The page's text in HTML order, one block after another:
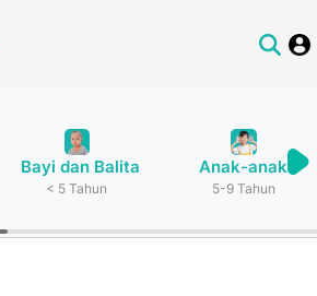
Bayi dan Balita
< 5 Tahun
Anak-anak
5-9 Tahun